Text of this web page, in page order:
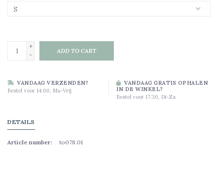
+
-
ADD TO CART
VANDAAG VERZENDEN?
Bestel voor 14:00, Ma-Vrij
VANDAAG GRATIS OPHALEN
IN DE WINKEL?
Bestel voor 17:30, Di-Za
DETAILS
Article number: to078.01